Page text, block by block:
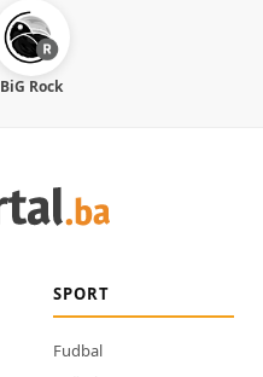
BiG Rock
SPORT
Fudbal